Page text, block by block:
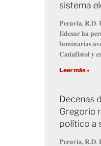
sistema
𝐏𝐞𝐫𝐚𝐯𝐢𝐚, 𝐑.𝐃.
𝐄𝐝𝐞𝐬𝐮𝐫 𝐡𝐚
𝐥𝐮𝐦𝐢𝐧𝐚𝐫𝐢𝐚𝐬
𝐂𝐚𝐧̃𝐚𝐟𝐢𝐬𝐭𝐨𝐥 𝐲
Leer más »
Decenas
Gregorio
político a
𝐏𝐞𝐫𝐚𝐯𝐢𝐚, 𝐑.𝐃.